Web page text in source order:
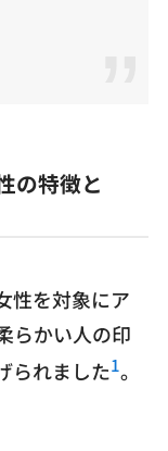
の特徴と
性を対象にア
らかい人の印
られました1。